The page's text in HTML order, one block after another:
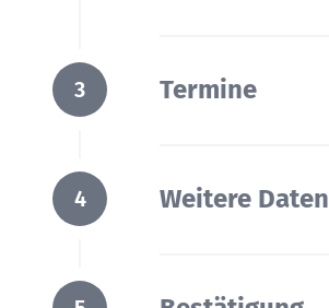
3 Termine
4 Weitere Daten